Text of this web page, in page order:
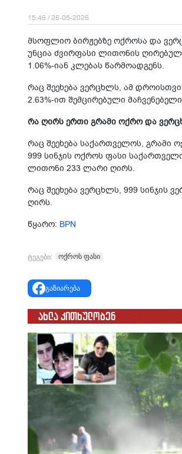
15:46 / 26-05-2026
მსოფლიო ბირჟებზე ოქროსა და
უნცია ძვირფასი ლითონის
1.06%-იან კლებას წარმოადგენს.
რაც შეეხება ვერცხლს, ამ
2.63%-ით შემცირებული
რა ღირს ერთი გრამი ოქრო ­და
რაც შეეხება საქართველოს, გრამი
999 სინჯის ოქროს ფასი
ლითონი 233 ლარი ღირს.
რაც შეეხება ვერცხლს, 999
ღირს.
წყარო: BPN
ტეგები: ოქროს ფასი
გაზიარება
ახლა კითხულობენ